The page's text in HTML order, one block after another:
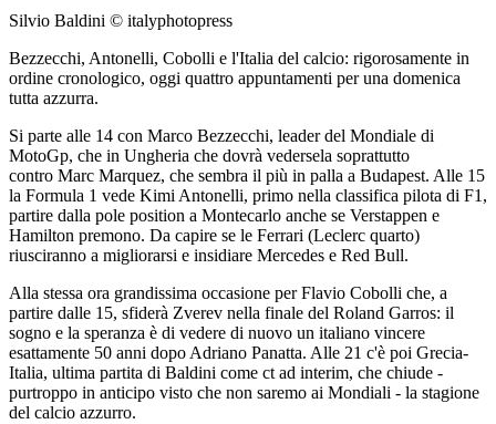
Silvio Baldini © italyphotopress
Bezzecchi, Antonelli, Cobolli e l'Italia del calcio: rigorosamente in
ordine cronologico, oggi quattro appuntamenti per una domenica
tutta azzurra.
Si parte alle 14 con Marco Bezzecchi, leader del Mondiale di
MotoGp, che in Ungheria che dovrà vedersela soprattutto
contro Marc Marquez, che sembra il più in palla a Budapest. Alle 15
la Formula 1 vede Kimi Antonelli, primo nella classifica pilota di F1,
partire dalla pole position a Montecarlo anche se Verstappen e
Hamilton premono. Da capire se le Ferrari (Leclerc quarto)
riusciranno a migliorarsi e insidiare Mercedes e Red Bull.
Alla stessa ora grandissima occasione per Flavio Cobolli che, a
partire dalle 15, sfiderà Zverev nella finale del Roland Garros: il
sogno e la speranza è di vedere di nuovo un italiano vincere
esattamente 50 anni dopo Adriano Panatta. Alle 21 c'è poi Grecia-
Italia, ultima partita di Baldini come ct ad interim, che chiude -
purtroppo in anticipo visto che non saremo ai Mondiali - la stagione
del calcio azzurro.